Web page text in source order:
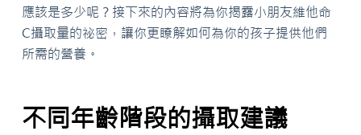
應該是多少呢？接下來的內容將為你揭露小朋友維他命
C攝取量的祕密，讓你更瞭解如何為你的孩子提供他們
所需的營養。
不同年齡階段的攝取建議